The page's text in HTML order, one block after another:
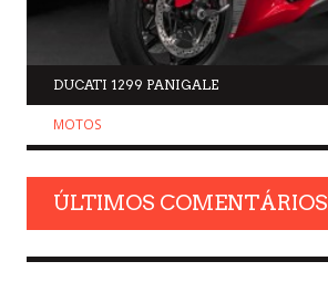
DUCATI 1299 PANIGALE
MOTOS
ÚLTIMOS COMENTÁRIOS